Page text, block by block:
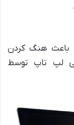
باعث هنگ کردن
لپ تاپ توسط